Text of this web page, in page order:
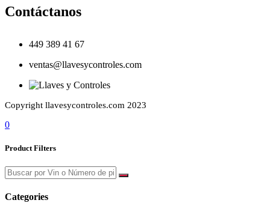
Contáctanos
449 389 41 67
ventas@llavesycontroles.com
Copyright llavesycontroles.com 2023
0
Product Filters
Categories